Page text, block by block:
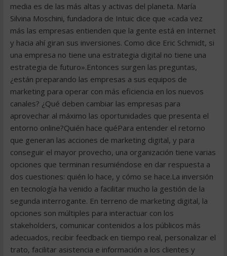
media es de las más altas y activas del planeta. María
Silvina Moschini, fundadora de Intuic dice que «cada vez
más las empresas entienden que la gente está en Internet
y hacia ahí giran sus inversiones. Como dice Eric Schmidt, si
una empresa no tiene una estrategia digital no tiene una
estrategia de futuro».Entonces surgen las preguntas,
¿están preparando las empresas a sus equipos de
marketing para operar con más eficiencia en los nuevos
canales? ¿Qué deben cambiar las empresas para
aprovechar al máximo las oportunidades que presenta el
entorno online?Quién hace quéPara entender el retorno
que generan las acciones de marketing digital, y para
conseguir el mayor provecho, una organización tiene varias
opciones que terminan resumiéndose en dar respuesta a
dos cuestiones: quién lo hace, y cómo se hace.La inversión
en tecnología ha venido a facilitar mucho la gestión de la
segunda interrogante. En terreno de marketing digital, la
opciones son múltiples para interactuar con los
stakeholders, comunicar contenidos a los públicos más
adecuados, recibir feedback en tiempo real, personalizar el
trato, facilitar asistencia e información a los clientes y